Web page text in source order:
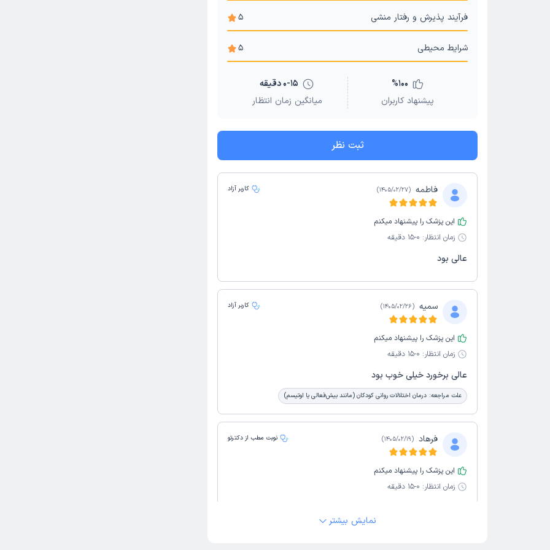
فرآیند پذیرش و رفتار منشی 5
شرایط محیطی 5
%100
پیشنهاد کاربران
0-15 دقیقه
میانگین زمان انتظار
ثبت نظر
فاطمه (
1405/02/27
) کاربر آزاد
این پزشک را پیشنهاد میکنم
زمان انتظار: 0-15 دقیقه
عالی بود
سمیه (
1405/02/26
) کاربر آزاد
این پزشک را پیشنهاد میکنم
زمان انتظار: 0-15 دقیقه
عالی برخورد خیلی خوب بود
علت مراجعه: درمان اختلالات روانی کودکان (مانند بیش‌فعالی یا اوتیسم)
فرهاد (
1405/02/19
) نوبت مطب از دکترتو
این پزشک را پیشنهاد میکنم
زمان انتظار: 0-15 دقیقه
نمایش بیشتر